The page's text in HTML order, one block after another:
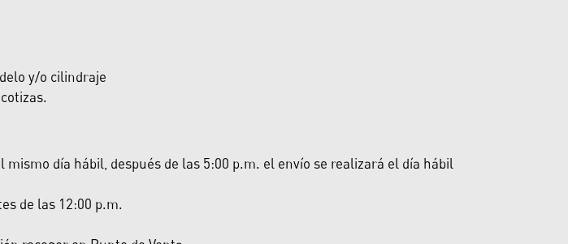
y/o cilindraje
día hábil, después de las 5:00 p.m. el envío se realizará el día hábil
de las 12:00 p.m.